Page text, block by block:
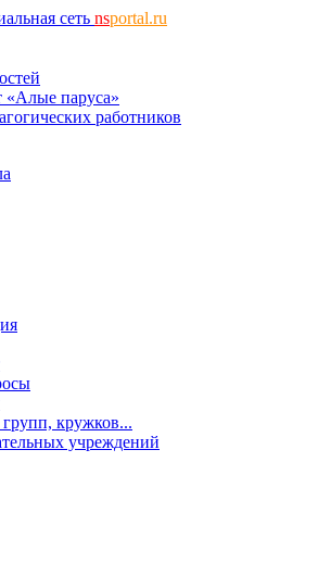
сеть nsportal.ru
«Алые паруса»
работников
кружков...
учреждений